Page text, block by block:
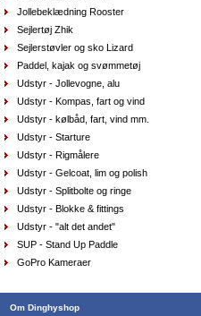
AquaFleece Classic RESTSALG - womens, str.
DKK575,00
DKK412,80
Tørdragt Zhik - sort
DKK
Jollebeklædning Rooster
Sejlertøj Zhik
Sejlerstøvler og sko Lizard
Paddel, kajak og svømmetøj
Udstyr - Jollevogne, alu
Udstyr - Kompas, fart og vind
Udstyr - kølbåd, fart, vind mm.
Udstyr - Starture
Udstyr - Rigmålere
Udstyr - Gelcoat, lim og polish
Udstyr - Splitbolte og ringe
Udstyr - Blokke & fittings
Udstyr - "alt det andet"
SUP - Stand Up Paddle
GoPro Kameraer
Om Dinghyshop